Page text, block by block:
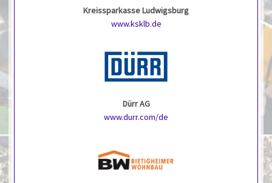
Kreissparkasse Ludwigsburg
www.ksklb.de
Dürr AG
www.durr.com/de